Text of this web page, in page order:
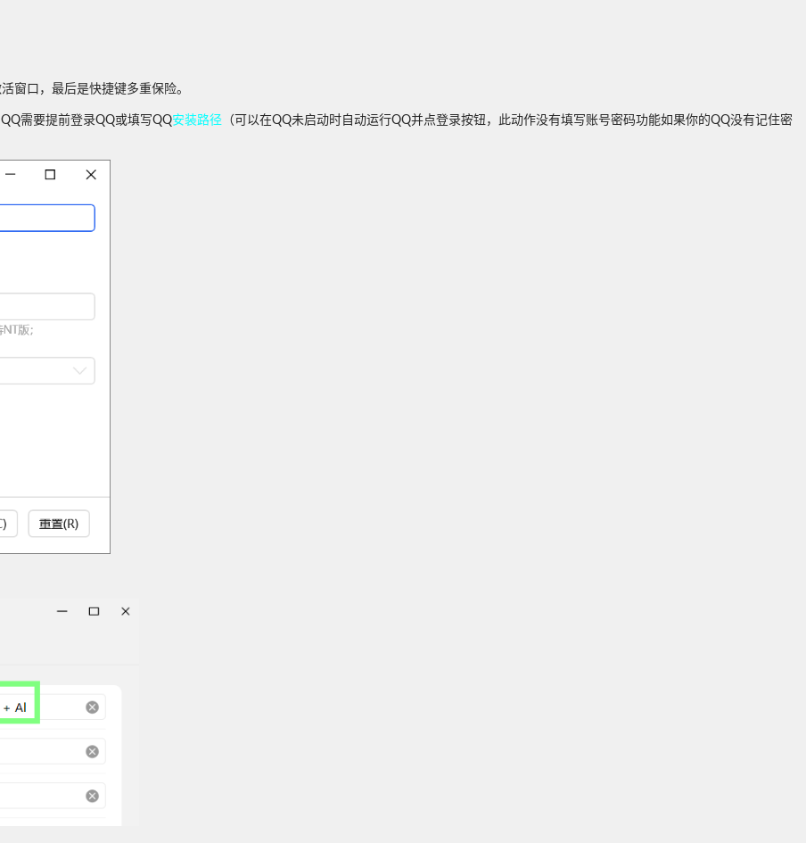
窗口，最后是快捷键多重保险。
需要提前登录QQ或填写QQ安装路径 （可以在QQ未启动时自动运行QQ并点登录按钮，此动作没有填写账号密码功能如果你的QQ没有记住密